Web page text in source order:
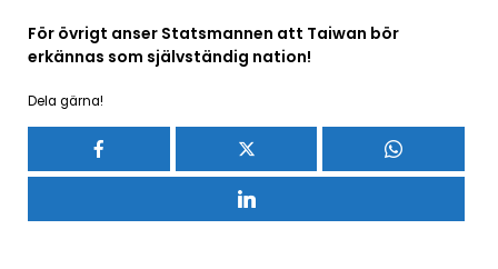
För övrigt anser Statsmannen att Taiwan bör
erkännas som självständig nation!
Dela gärna!